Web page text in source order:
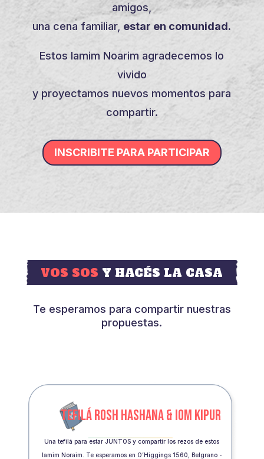
amigos,
una cena familiar, estar en comunidad.
Estos Iamim Noarim agradecemos lo
vivido
y proyectamos nuevos momentos para
compartir.
INSCRIBITE PARA PARTICIPAR
VOS SOS Y HACÉS LA CASA
Te esperamos para compartir nuestras
propuestas.
TEFILÁ ROSH HASHANA & IOM KIPUR
Una tefilá para estar JUNTOS y compartir los rezos de estos
Iamim Noraim. Te esperamos en O’Higgings 1560, Belgrano -